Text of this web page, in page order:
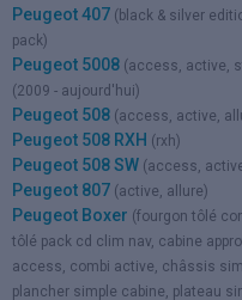
Peugeot 407 (black & silver
pack)
Peugeot 5008 (access, active,
(2009 - aujourd'hui)
Peugeot 508 (access, active,
Peugeot 508 RXH (rxh)
Peugeot 508 SW (access,
Peugeot 807 (active, allure)
Peugeot Boxer (fourgon tôlé
tôlé pack cd clim nav, cabine
access, combi active, châssis
plancher simple cabine, plateau